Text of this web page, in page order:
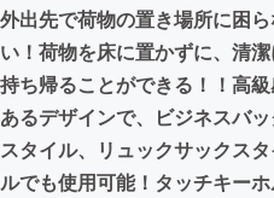
まちづくり・地域活
CAMPFIRE for Social
CAMPFIREふるさと納
外出先で荷物の置き場所に困
い！荷物を床に置かずに、清
持ち帰ることができる！！高
あるデザインで、ビジネスバッ
スタイル、リュックサックスタ
ルでも使用可能！タッチキー